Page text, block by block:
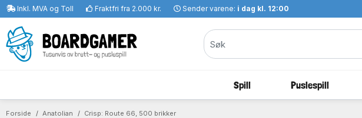
Inkl. MVA og Toll Fraktfri fra 2.000 kr. Sender varene: i dag kl. 12:00
Spill Puslespill
Forside Anatolian Crisp: Route 66, 500 brikker